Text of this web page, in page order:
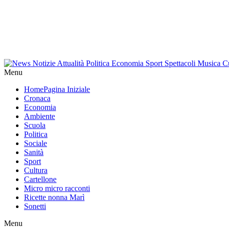
Menu
HomePagina Iniziale
Cronaca
Economia
Ambiente
Scuola
Politica
Sociale
Sanità
Sport
Cultura
Cartellone
Micro micro racconti
Ricette nonna Marì
Sonetti
Menu